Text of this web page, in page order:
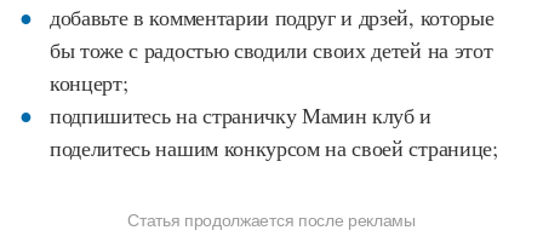
добавьте в комментарии подруг и дрзей, которые
бы тоже с радостью сводили своих детей на этот
концерт;
подпишитесь на страничку Мамин клуб и
поделитесь нашим конкурсом на своей странице;
Статья продолжается после рекламы